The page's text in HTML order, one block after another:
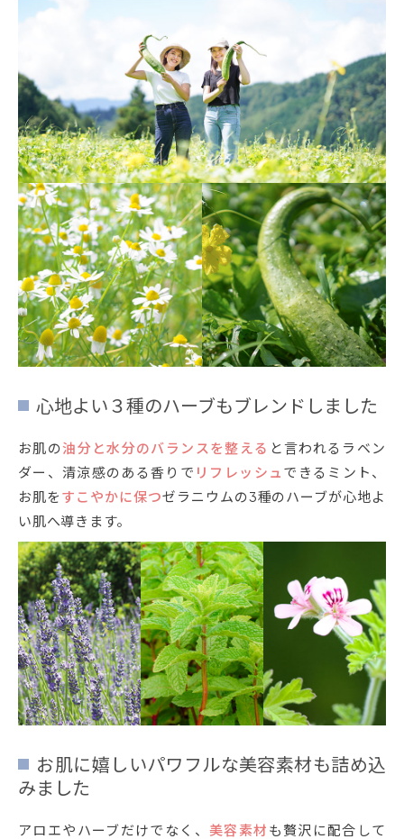
心地よい３種のハーブもブレンドしました
お肌の油分と水分のバランスを整える と言われるラベン
ダー、清涼感のある香りで リフレッシュ できるミント、
お肌を すこやかに保つゼラニウムの3種のハーブが心地よ
い肌へ導きます。
お肌に嬉しいパワフルな美容素材も詰め込
みました
アロエやハーブだけでなく、美容素材 も贅沢に配合して